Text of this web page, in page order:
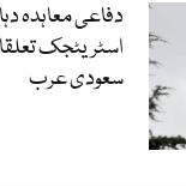
دفاعی معاہدہ
اسٹریٹجک
سعودی عرب